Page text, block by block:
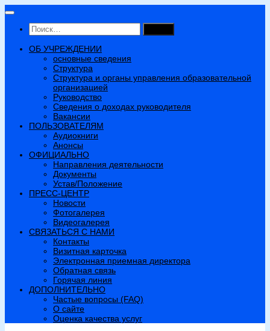
Перейти
содержимому
Найти:
ОБ УЧРЕЖДЕНИИ
основные сведения
Структура
Структура и органы управления образовательной
организацией
Руководство
Сведения о доходах руководителя
Вакансии
ПОЛЬЗОВАТЕЛЯМ
Аудиокниги
Анонсы
ОФИЦИАЛЬНО
Направления деятельности
Документы
Устав/Положение
ПРЕСС-ЦЕНТР
Новости
Фотогалерея
Видеогалерея
СВЯЗАТЬСЯ С НАМИ
Контакты
Визитная карточка
Электронная приемная директора
Обратная связь
Горячая линия
ДОПОЛНИТЕЛЬНО
Частые вопросы (FAQ)
О сайте
Оценка качества услуг